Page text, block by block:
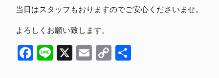
当日はスタッフもおりますのでご安心くださいませ。
よろしくお願い致します。
Facebook
Line
X EmailCopy